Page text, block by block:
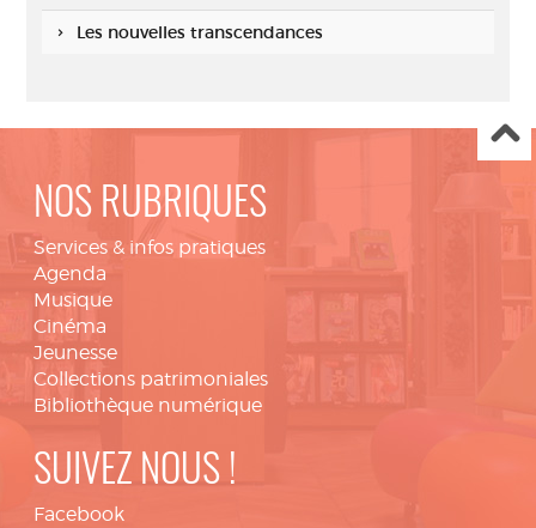
Les nouvelles transcendances
NOS RUBRIQUES
Services & infos pratiques
Agenda
Musique
Cinéma
Jeunesse
Collections patrimoniales
Bibliothèque numérique
SUIVEZ NOUS !
Facebook